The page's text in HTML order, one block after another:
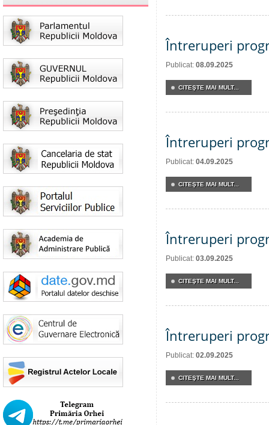
Întreruperi
Publicat: 08.09.2025
CITEŞTE MAI MULT...
Întreruperi
Publicat: 04.09.2025
CITEŞTE MAI MULT...
Întreruperi
Publicat: 03.09.2025
CITEŞTE MAI MULT...
Întreruperi
Publicat: 02.09.2025
CITEŞTE MAI MULT...